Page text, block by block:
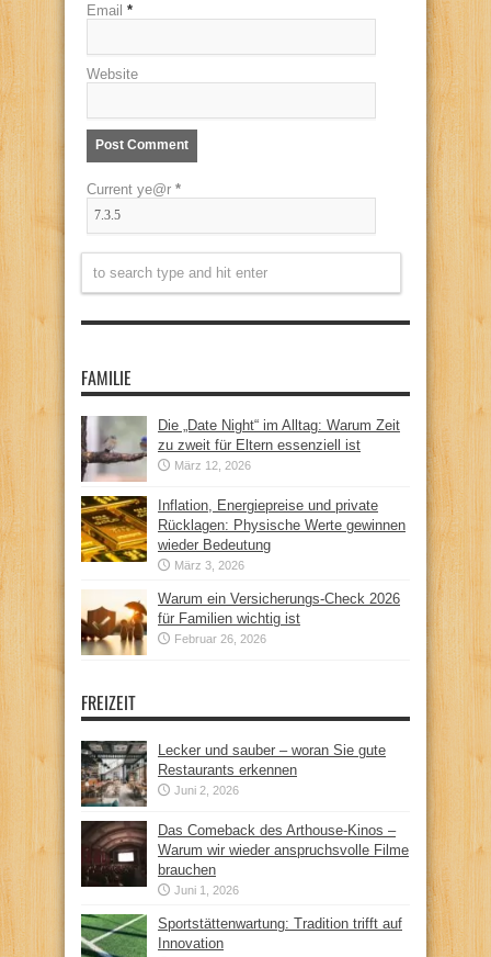
Email *
Website
Current ye@r *
FAMILIE
Die „Date Night“ im Alltag: Warum Zeit
zu zweit für Eltern essenziell ist
März 12, 2026
Inflation, Energiepreise und private
Rücklagen: Physische Werte gewinnen
wieder Bedeutung
März 3, 2026
Warum ein Versicherungs-Check 2026
für Familien wichtig ist
Februar 26, 2026
FREIZEIT
Lecker und sauber – woran Sie gute
Restaurants erkennen
Juni 2, 2026
Das Comeback des Arthouse-Kinos –
Warum wir wieder anspruchsvolle Filme
brauchen
Juni 1, 2026
Sportstättenwartung: Tradition trifft auf
Innovation